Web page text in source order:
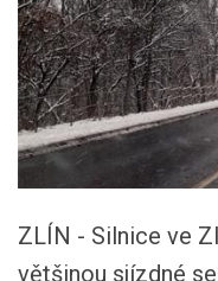
ZLÍN - Silnice ve
většinou sjízdné